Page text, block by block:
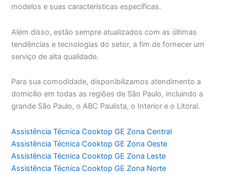
modelos e suas características específicas.
Além disso, estão sempre atualizados com as últimas
tendências e tecnologias do setor, a fim de fornecer um
serviço de alta qualidade.
Para sua comodidade, disponibilizamos atendimento a
domicílio em todas as regiões de São Paulo, incluindo a
grande São Paulo, o ABC Paulista, o Interior e o Litoral.
Assistência Técnica Cooktop GE Zona Central
Assistência Técnica Cooktop GE Zona Oeste
Assistência Técnica Cooktop GE Zona Leste
Assistência Técnica Cooktop GE Zona Norte